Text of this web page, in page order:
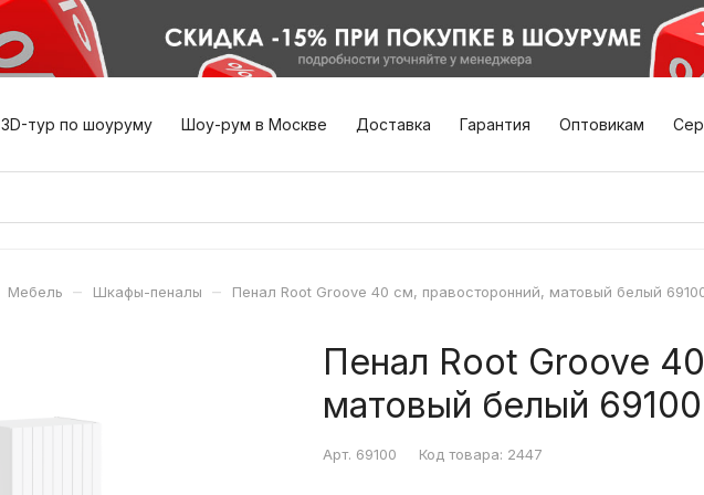
3D-тур по шоуруму Шоу-рум в Москве Доставка Гарантия Оптовикам
Мебель – Шкафы-пеналы – Пенал Root Groove 40 см, правосторонний, матовый белый
Пенал Root Groove
матовый белый 69100
Арт. 69100 Код товара: 2447